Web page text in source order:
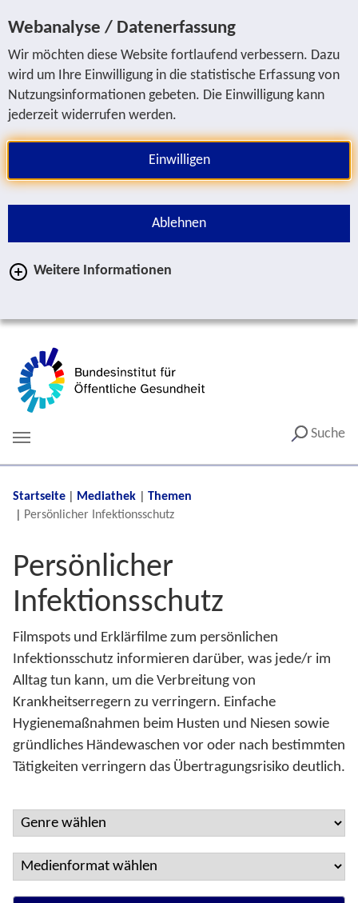
Webanalyse / Datenerfassung
Wir möchten diese Website fortlaufend verbessern. Dazu
wird um Ihre Einwilligung in die statistische Erfassung von
Nutzungsinformationen gebeten. Die Einwilligung kann
jederzeit widerrufen werden.
Einwilligen
Ablehnen
Weitere Informationen
Suche
You are here:
Startseite Mediathek
Themen
Persönlicher Infektionsschutz
Persönlicher
Infektionsschutz
Filmspots und Erklärfilme zum persönlichen
Infektionsschutz informieren darüber, was jede/r im
Alltag tun kann, um die Verbreitung von
Krankheitserregern zu verringern. Einfache
Hygienemaßnahmen beim Husten und Niesen sowie
gründliches Händewaschen vor oder nach bestimmten
Tätigkeiten verringern das Übertragungsrisiko deutlich.